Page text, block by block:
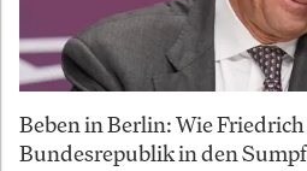
Beben in Berlin: Wie
Bundesrepublik in den